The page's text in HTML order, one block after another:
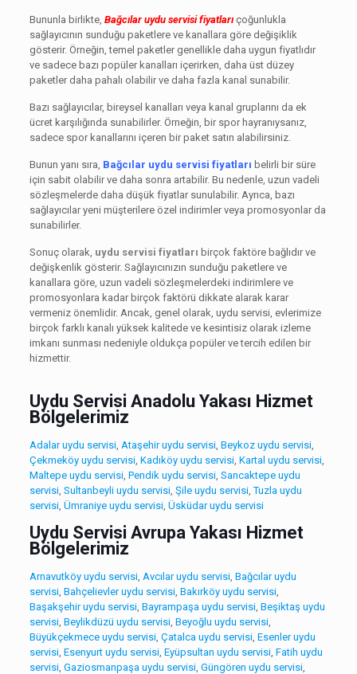
Bununla birlikte, Bağcılar uydu servisi fiyatlarıçoğunlukla
sağlayıcının sunduğu paketlere ve kanallara göre değişiklik
gösterir. Örneğin, temel paketler genellikle daha uygun fiyatlıdır
ve sadece bazı popüler kanalları içerirken, daha üst düzey
paketler daha pahalı olabilir ve daha fazla kanal sunabilir.
Bazı sağlayıcılar, bireysel kanalları veya kanal gruplarını da ek
ücret karşılığında sunabilirler. Örneğin, bir spor hayranıysanız,
sadece spor kanallarını içeren bir paket satın alabilirsiniz.
Bunun yanı sıra, Bağcılar uydu servisi fiyatları belirli bir süre
için sabit olabilir ve daha sonra artabilir. Bu nedenle, uzun vadeli
sözleşmelerde daha düşük fiyatlar sunulabilir. Ayrıca, bazı
sağlayıcılar yeni müşterilere özel indirimler veya promosyonlar da
sunabilirler.
Sonuç olarak, uydu servisi fiyatları birçok faktöre bağlıdır ve
değişkenlik gösterir. Sağlayıcınızın sunduğu paketlere ve
kanallara göre, uzun vadeli sözleşmelerdeki indirimlere ve
promosyonlara kadar birçok faktörü dikkate alarak karar
vermeniz önemlidir. Ancak, genel olarak, uydu servisi, evlerimize
birçok farklı kanalı yüksek kalitede ve kesintisiz olarak izleme
imkanı sunması nedeniyle oldukça popüler ve tercih edilen bir
hizmettir.
Uydu Servisi Anadolu Yakası Hizmet
Bölgelerimiz
Adalar uydu servisi, Ataşehir uydu servisi, Beykoz uydu servisi,
Çekmeköy uydu servisi, Kadıköy uydu servisi, Kartal uydu servisi,
Maltepe uydu servisi, Pendik uydu servisi, Sancaktepe uydu
servisi, Sultanbeyli uydu servisi, Şile uydu servisi,Tuzla uydu
servisi, Ümraniye uydu servisi, Üsküdar uydu servisi
Uydu Servisi Avrupa Yakası Hizmet
Bölgelerimiz
Arnavutköy uydu servisi, Avcılar uydu servisi, Bağcılar uydu
servisi, Bahçelievler uydu servisi, Bakırköy uydu servisi,
Başakşehir uydu servisi, Bayrampaşa uydu servisi, Beşiktaş uydu
servisi, Beylikdüzü uydu servisi, Beyoğlu uydu servisi,
Büyükçekmece uydu servisi, Çatalca uydu servisi, Esenler uydu
servisi, Esenyurt uydu servisi, Eyüpsultan uydu servisi, Fatih uydu
servisi, Gaziosmanpaşa uydu servisi, Güngören uydu servisi,